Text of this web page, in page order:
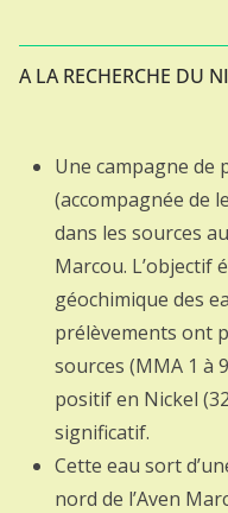
A LA RECHERCHE DU
Une campagne de
(accompagnée de
dans les sources
Marcou. L’objectif
géochimique des
prélèvements ont
sources (MMA 1 à
positif en Nickel
significatif.
Cette eau sort
nord de l’Aven